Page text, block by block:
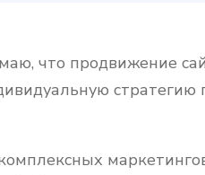
что продвижение
стратегию